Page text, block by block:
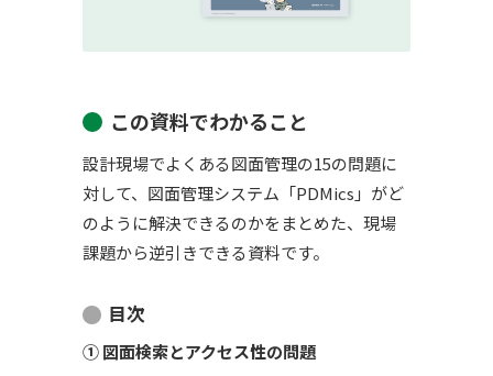
この資料でわかること
設計現場でよくある図面管理の15の問題に
対して、図面管理システム「PDMics」がど
のように解決できるのかをまとめた、現場
課題から逆引きできる資料です。
目次
① 図面検索とアクセス性の問題